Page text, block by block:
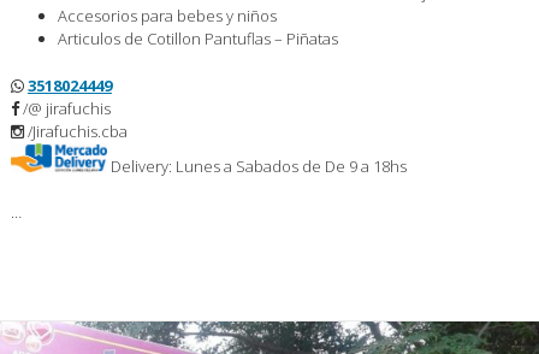
Accesorios para bebes y niños
Articulos de Cotillon Pantuflas – Piñatas
3518024449
/@ jirafuchis
/Jirafuchis.cba
Delivery: Lunes a Sabados de De 9 a 18hs
…